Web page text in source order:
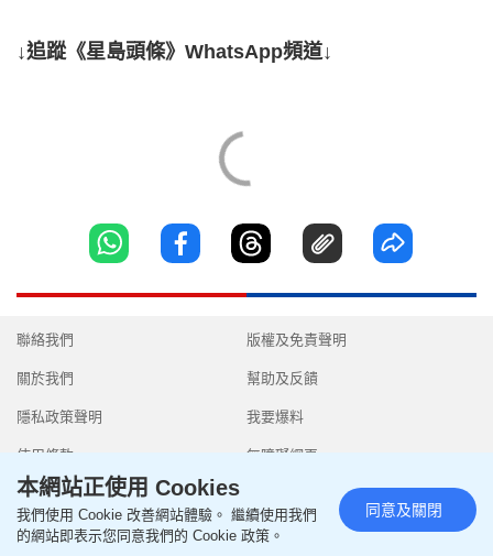
↓追蹤《星島頭條》WhatsApp頻道↓
聯絡我們
關於我們
隱私政策聲明
使用條款
版權及免責聲明
幫助及反饋
我要爆料
無障礙網頁
Copyright © 2026 SingTao Ltd.All rights reserved.
本網站正使用 Cookies
我們使用 Cookie 改善網站體驗。 繼續使用我們
的網站即表示您同意我們的 Cookie 政策。
同意及關閉